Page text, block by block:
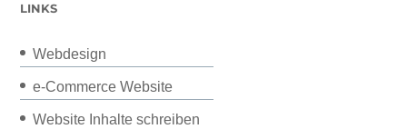
LINKS
Webdesign
e-Commerce Website
Website Inhalte schreiben